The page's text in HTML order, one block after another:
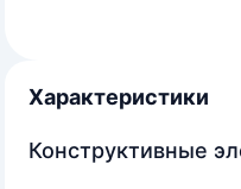
Характеристики
Конструктивные